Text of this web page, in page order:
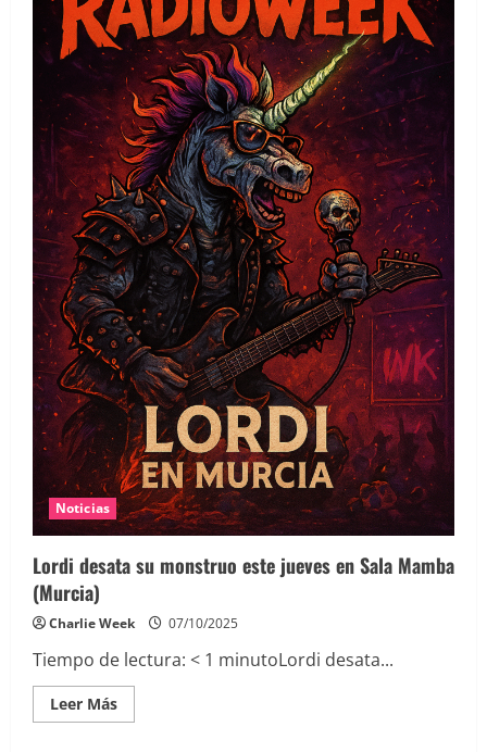
Noticias
Lordi desata su monstruo este jueves en Sala Mamba
(Murcia)
Charlie Week 07/10/2025
Tiempo de lectura: < 1 minutoLordi desata...
Leer MásLeer
más